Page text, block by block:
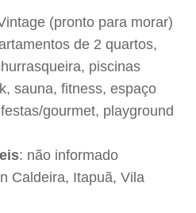
(pronto para morar)
de 2 quartos,
piscinas
sauna, fitness, espaço
gourmet, playground
: não informado
Caldeira, Itapuã, Vila